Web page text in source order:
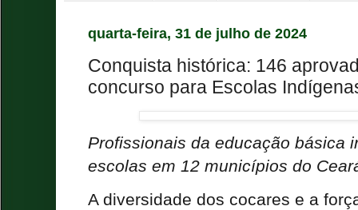
quarta-feira, 31 de julho de 2024
Conquista histórica: 146
concurso para Escolas
Profissionais da educação básica
escolas em 12 municípios do
A diversidade dos cocares e a